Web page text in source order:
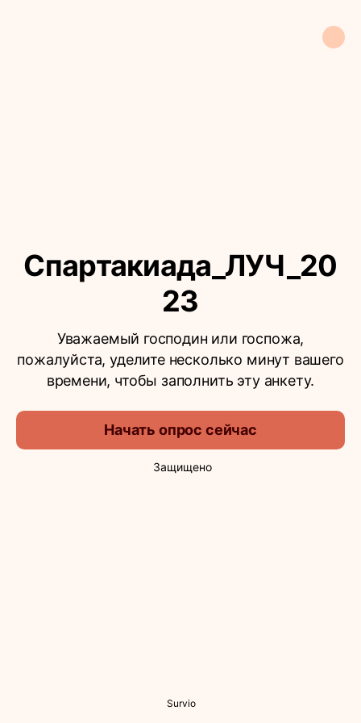
Спартакиада_ЛУЧ_20
23
Уважаемый господин или госпожа,
пожалуйста, уделите несколько минут вашего
времени, чтобы заполнить эту анкету.
Начать опрос сейчас
Защищено
Survio